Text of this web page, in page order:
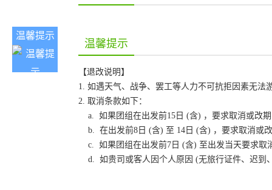
温馨提示
温馨提示
【退改说明】
1. 如遇天气、战争、罢工等人力不可抗拒因素无
2. 取消条款如下：
a. 如果团组在出发前15日 (含) ，要求取消或改
b. 在出发前8日 (含) 至 14日 (含) ，要求取消或
c. 如果团组在出发前7日 (含) 至出发当天要求取
d. 如贵司或客人因个人原因 (无旅行证件、迟到